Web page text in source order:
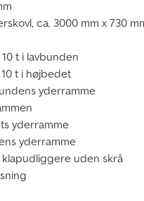
ca. 3000 mm x 730
t i lavbunden
t i højbedet
yderramme
yderramme
yderramme
uden skrå